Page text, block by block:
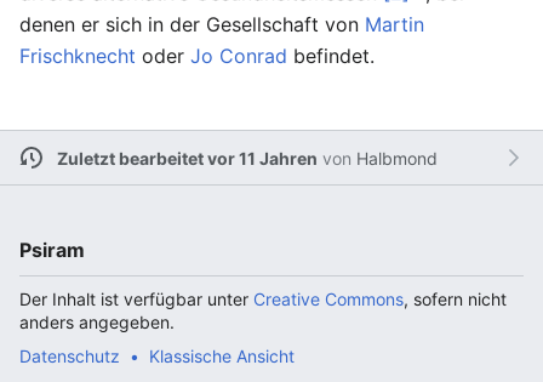
denen er sich in der Gesellschaft von Martin
Frischknecht oder Jo Conrad befindet.
Zuletzt bearbeitet vor 11 Jahren von Halbmond
Psiram
Der Inhalt ist verfügbar unter Creative Commons, sofern nicht
anders angegeben.
Datenschutz
Klassische Ansicht